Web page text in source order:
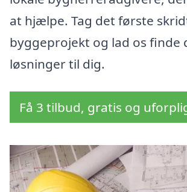
at hjælpe. Tag det første
byggeprojekt og lad os finde
løsninger til dig.
Få 3 tilbud, gratis og